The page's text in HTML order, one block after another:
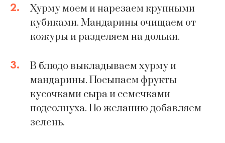
2.
Хурму моем и нарезаем крупными
кубиками. Мандарины очищаем от
кожуры и разделяем на дольки.
3.
В блюдо выкладываем хурму и
мандарины. Посыпаем фрукты
кусочками сыра и семечками
подсолнуха. По желанию добавляем
зелень.